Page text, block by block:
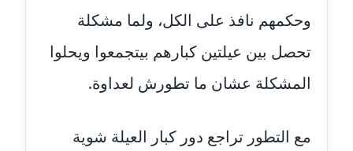
مدونة أحمد مليجي
مدونة اريج الشرفا
مدونة اسراء كمال
وحكمهم نافذ على الكل، ولما مشكلة
تحصل بين عيلتين كبارهم بيتجمعوا ويحلوا
المشكلة عشان ما تطورش لعداوة.
مع التطور تراجع دور كبار العيلة شوية